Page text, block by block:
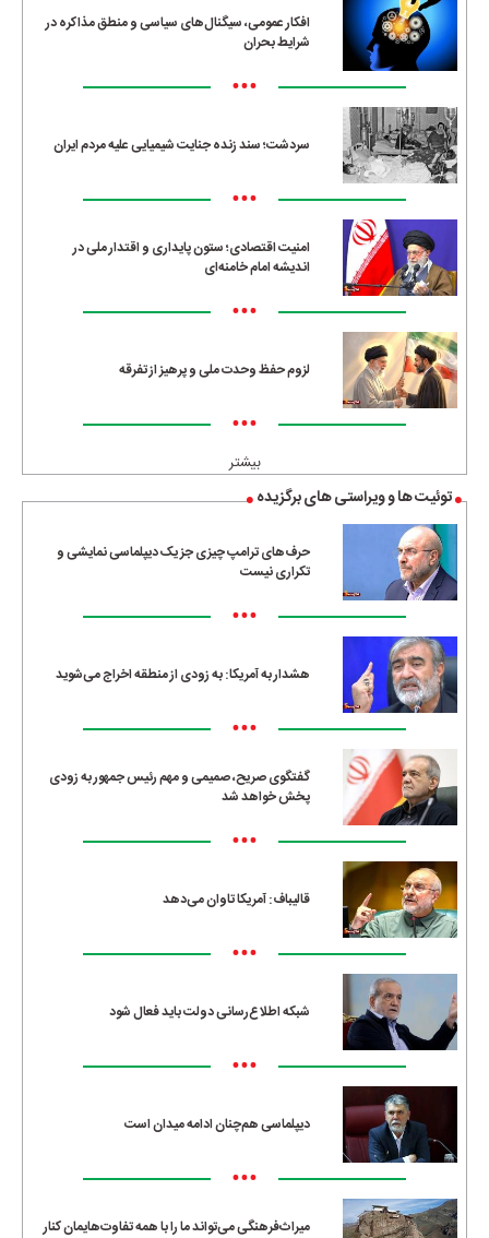
افکار عمومی، سیگنال‌های سیاسی و منطق مذاکره در
شرایط بحران
•••
سردشت؛ سند زنده جنایت شیمیایی علیه مردم ایران
•••
امنیت اقتصادی؛ ستون پایداری و اقتدار ملی در
اندیشه امام خامنه‌ای
•••
لزوم حفظ وحدت ملی و پرهیز از تفرقه
•••
بیشتر
توئیت ها و ویراستی های برگزیده
حرف‌های ترامپ چیزی جز یک دیپلماسی نمایشی و
تکراری نیست
•••
هشدار به آمریکا: به زودی از منطقه اخراج می‌شوید
•••
گفتگوی صریح، صمیمی و مهم رئیس جمهور به زودی
پخش خواهد شد
•••
قالیباف: آمریکا تاوان می‌دهد
•••
شبکه اطلاع‌رسانی دولت باید فعال شود
•••
دیپلماسی هم‌چنان ادامه میدان است
•••
میراث‌فرهنگی می‌تواند ما را با همه تفاوت‌هایمان کنار